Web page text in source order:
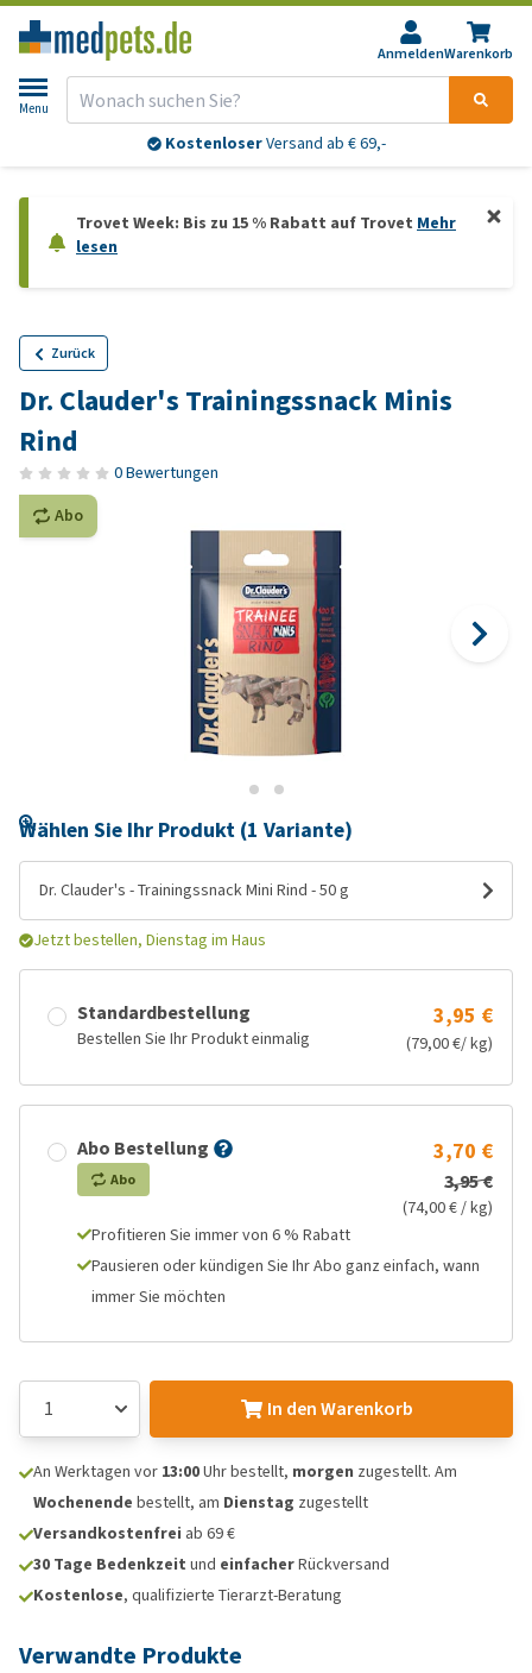
AnmeldenWarenkorb
Menu
KostenloserVersand ab € 69,-
Trovet Week: Bis zu 15 % Rabatt auf Trovet Mehr
lesen
Zurück
Dr. Clauder's Trainingssnack Minis
Rind
0 Bewertungen
Abo
Wählen Sie Ihr Produkt (1 Variante)
Dr. Clauder's - Trainingssnack Mini Rind - 50 g
Jetzt bestellen, Dienstag im Haus
Standardbestellung
Bestellen Sie Ihr Produkt einmalig
3,95 €
(79,00 €/ kg)
Abo Bestellung
Abo
3,70 €
3,95 €
(74,00 € / kg)
Profitieren Sie immer von 6 % Rabatt
Pausieren oder kündigen Sie Ihr Abo ganz einfach, wann
immer Sie möchten
In den Warenkorb
An Werktagen vor 13:00Uhr bestellt, morgen zugestellt. Am
Wochenende bestellt, am Dienstag zugestellt
Versandkostenfrei ab 69 €
30 Tage Bedenkzeit und einfacherRückversand
Kostenlose, qualifizierte Tierarzt-Beratung
Verwandte Produkte